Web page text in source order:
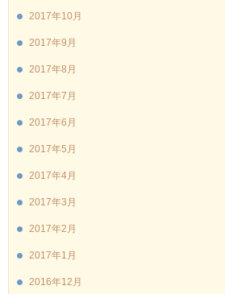
2017年10月
2017年9月
2017年8月
2017年7月
2017年6月
2017年5月
2017年4月
2017年3月
2017年2月
2017年1月
2016年12月